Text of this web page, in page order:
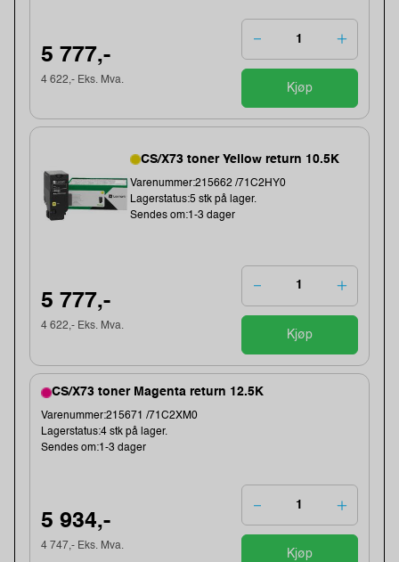
5 777,-
4 622,- Eks. Mva.
Kjøp
CS/X73 toner Yellow return 10.5K
Varenummer:215662 /71C2HY0
Lagerstatus:5 stk på lager.
Sendes om:1-3 dager
5 777,-
4 622,- Eks. Mva.
Kjøp
CS/X73 toner Magenta return 12.5K
Varenummer:215671 /71C2XM0
Lagerstatus:4 stk på lager.
Sendes om:1-3 dager
5 934,-
4 747,- Eks. Mva.
Kjøp